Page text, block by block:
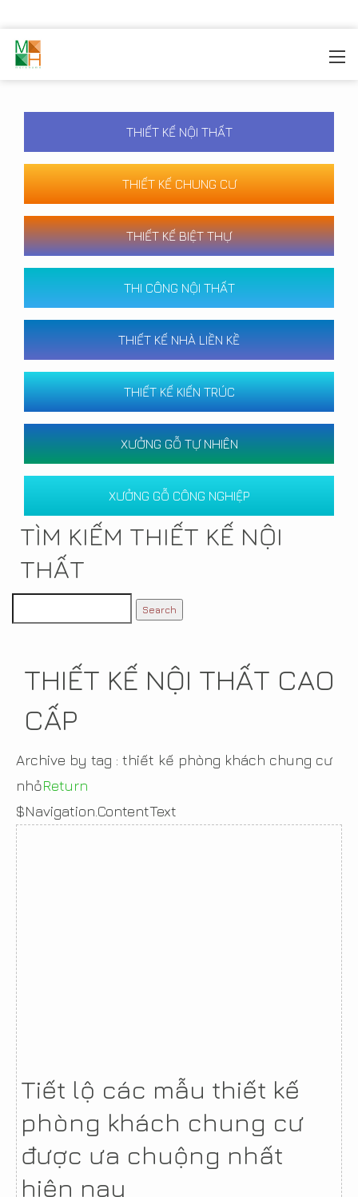
THIẾT KẾ NỘI THẤT
THIẾT KẾ CHUNG CƯ
THIẾT KẾ BIỆT THỰ
THI CÔNG NỘI THẤT
THIẾT KẾ NHÀ LIỀN KỀ
THIẾT KẾ KIẾN TRÚC
XƯỞNG GỖ TỰ NHIÊN
XƯỞNG GỖ CÔNG NGHIỆP
TÌM KIẾM THIẾT KẾ NỘI
THẤT
THIẾT KẾ NỘI THẤT CAO
CẤP
Archive by tag : thiết kế phòng khách chung cư
nhỏReturn
$Navigation.ContentText
Tiết lộ các mẫu thiết kế
phòng khách chung cư
được ưa chuộng nhất
hiện nay